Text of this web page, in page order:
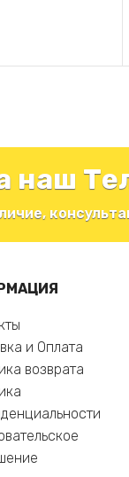
наш
и Оплата
возврата